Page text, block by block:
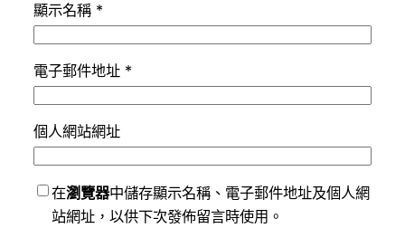
顯示名稱 *
電子郵件地址 *
個人網站網址
在瀏覽器中儲存顯示名稱、電子郵件地址及個人網
站網址，以供下次發佈留言時使用。